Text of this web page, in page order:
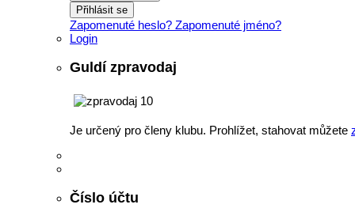
Přihlásit se
Zapomenuté heslo? Zapomenuté jméno?
Login
Guldí zpravodaj
Je určený pro členy klubu. Prohlížet, stahovat můžete
Číslo účtu